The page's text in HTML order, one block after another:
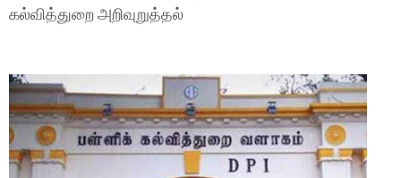
கல்வித்துறை அறிவுறுத்தல்